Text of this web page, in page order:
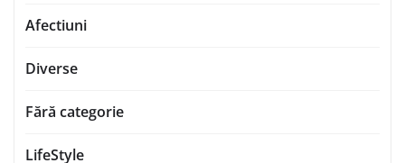
Afectiuni
Diverse
Fără categorie
LifeStyle